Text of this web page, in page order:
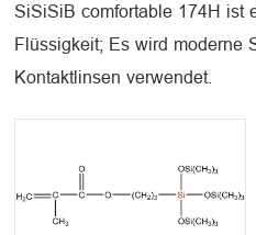
SiSiSiB comfortable 174H ist
Flüssigkeit; Es wird moderne
Kontaktlinsen verwendet.